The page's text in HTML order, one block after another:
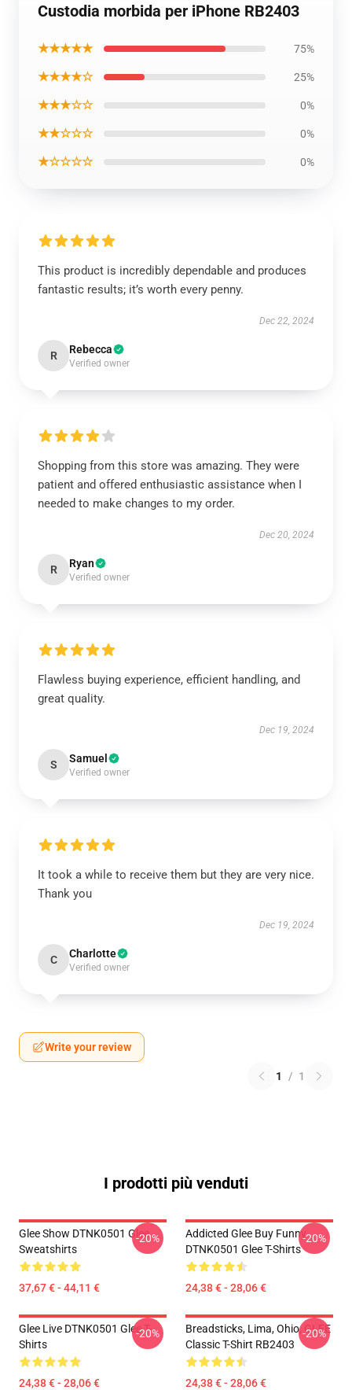
Custodia morbida per iPhone RB2403
★★★★★ 75%
★★★★☆ 25%
★★★☆☆ 0%
★★☆☆☆ 0%
★☆☆☆☆ 0%
This product is incredibly dependable and produces
fantastic results; it’s worth every penny.
Dec 22, 2024
R Rebecca
Verified owner
Shopping from this store was amazing. They were
patient and offered enthusiastic assistance when I
needed to make changes to my order.
Dec 20, 2024
R Ryan
Verified owner
Flawless buying experience, efficient handling, and
great quality.
Dec 19, 2024
S Samuel
Verified owner
It took a while to receive them but they are very nice.
Thank you
Dec 19, 2024
C Charlotte
Verified owner
Write your review
1 / 1
I prodotti più venduti
Glee Show DTNK0501 Glee
Sweatshirts
37,67 € - 44,11 €
-20%
Addicted Glee Buy Funny
DTNK0501 Glee T-Shirts
24,38 € - 28,06 €
-20%
Glee Live DTNK0501 Glee T-
Shirts
24,38 € - 28,06 €
-20%
Breadsticks, Lima, Ohio, GLEE
Classic T-Shirt RB2403
24,38 € - 28,06 €
-20%